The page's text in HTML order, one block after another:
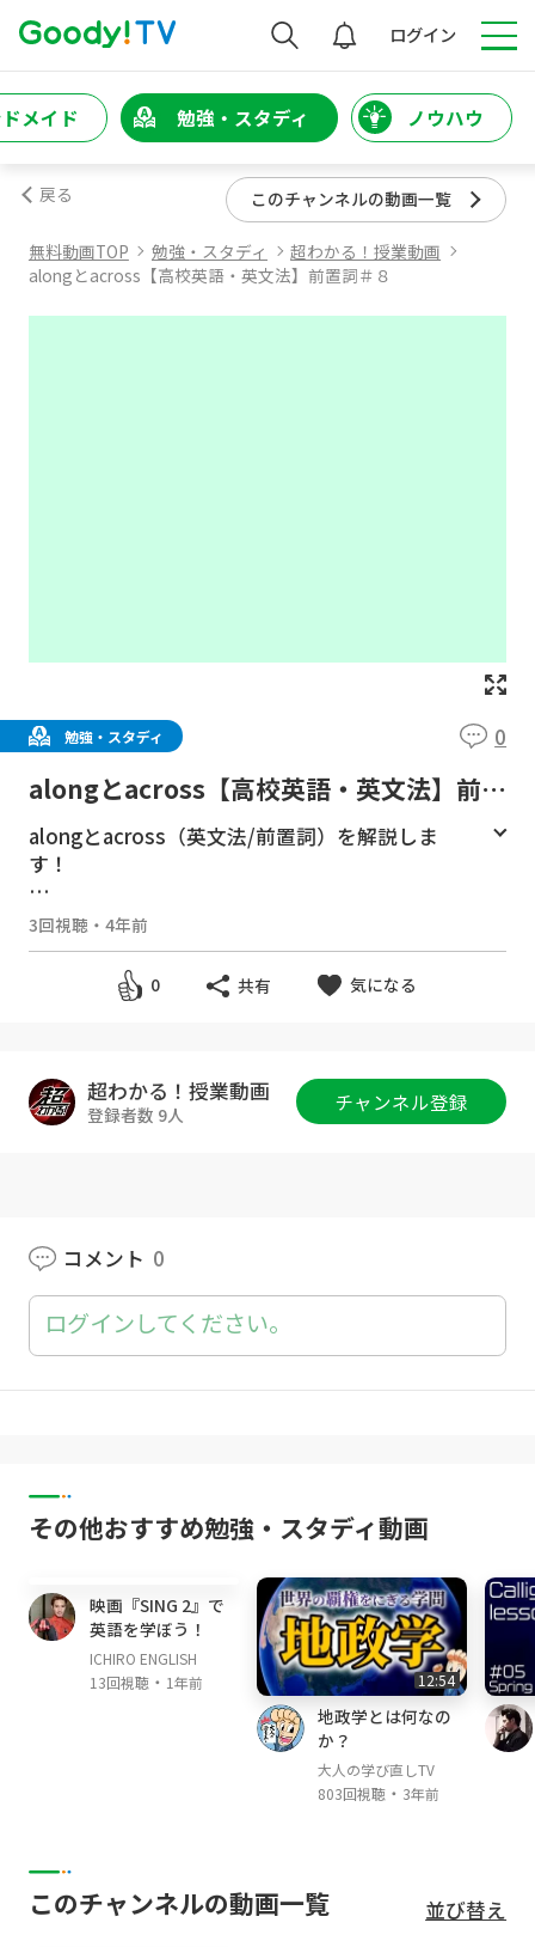
検索 ログイン
メイド 勉強・スタディ ノウハウ
戻る このチャンネルの動画一覧
無料動画TOP 勉強・スタディ
超わかる！授業動画
alongとacross【高校英語・英文法】前置詞＃８
勉強・スタディ 0
alongとacross【高校英語・英文法】前置
詞＃８
alongとacross（英文法/前置詞）を解説しま
す！
👇『高校英語の英文法全部』を一気に学べる再
生リスト👇
https://bit.ly/2Zqz2dA
http://kouki-honda.jp/skype/
※動画やチャンネルへ頂いた素敵なコメント
は、チャンネル内で紹介させて頂くことがござ
います！
🎥前の動画🎥
🎥次の動画🎥
✅toのイメージ（英文法/前置詞）
✅「alongとacross（英文法/前置詞）」が苦手
すぎる！
✅「alongとacross（英文法/前置詞）」を一か
ら丁寧に勉強したい！
そんな、あなたのための「alongとacross（英
文法/前置詞）」授業動画へようこそ！！
このオンライン授業で学べば、あなたの「alon
詞）」に対するあなたのイメージはガラリと変
わります！
3回視聴 ・ 4年前
0 共有 気になる
超わかる！授業動画
登録者数 9人
チャンネル登録
コメント 0
ログインしてください。
その他おすすめ勉強・スタディ動画
映画『SING 2』で
英語を学ぼう！
ICHIRO ENGLISH
13回視聴・ 1年前 12:54
地政学とは何なの
か？
大人の学び直しTV
803回視聴・ 3年前
このチャンネルの動画一覧 並び替え